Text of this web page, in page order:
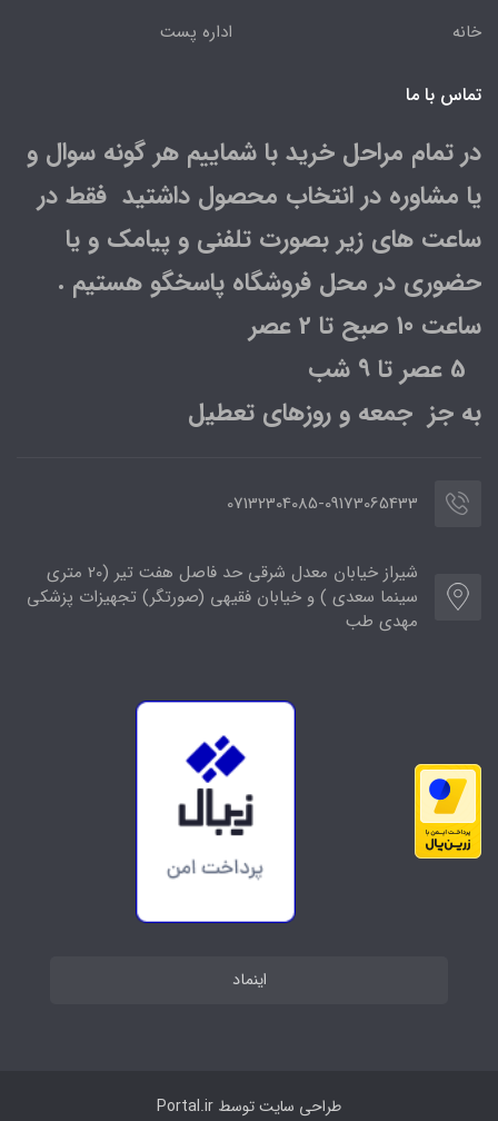
خانه اداره پست
تماس با ما
در تمام مراحل خرید با شماییم هر گونه سوال و
یا مشاوره در انتخاب محصول داشتید فقط در
ساعت های زیر بصورت تلفنی و پیامک و یا
حضوری در محل فروشگاه پاسخگو هستیم .
ساعت 10 صبح تا 2 عصر
به جز جمعه و روزهای تعطیل
07132304085-09173065433
شیراز خیابان معدل شرقی حد فاصل هفت تیر (20 متری
سینما سعدی ) و خیابان فقیهی (صورتگر) تجهیزات پزشکی
مهدی طب
اینماد
طراحی سایت توسط Portal.ir